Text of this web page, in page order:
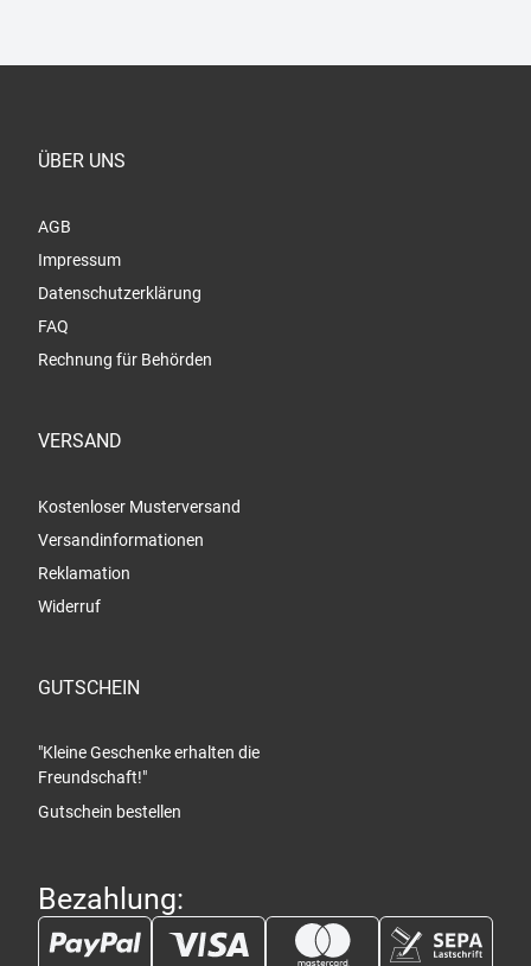
ÜBER UNS
AGB
Impressum
Datenschutzerklärung
FAQ
Rechnung für Behörden
VERSAND
Kostenloser Musterversand
Versandinformationen
Reklamation
Widerruf
GUTSCHEIN
"Kleine Geschenke erhalten die
Freundschaft!"
Gutschein bestellen
Bezahlung: